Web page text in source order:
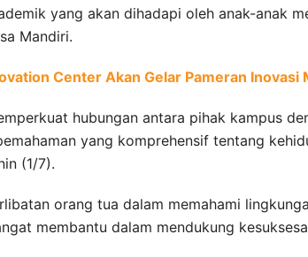
yang akan dihadapi oleh anak-anak
Mandiri.
Center Akan Gelar Pameran Inovasi
hubungan antara pihak kampus
yang komprehensif tentang
(1/7).
orang tua dalam memahami
membantu dalam mendukung